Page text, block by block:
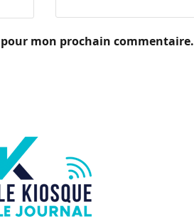
mon prochain commentaire.